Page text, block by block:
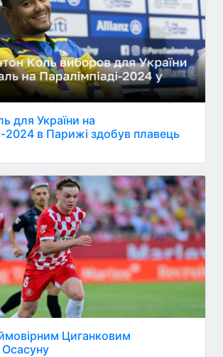
для України на
2024 в Парижі здобув плавець
Циганковим